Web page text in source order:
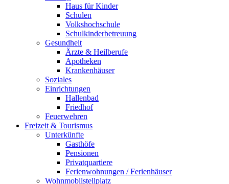
Haus für Kinder
Schulen
Volkshochschule
Schulkinderbetreuung
Gesundheit
Ärzte & Heilberufe
Apotheken
Krankenhäuser
Soziales
Einrichtungen
Hallenbad
Friedhof
Feuerwehren
Freizeit & Tourismus
Unterkünfte
Gasthöfe
Pensionen
Privatquartiere
Ferienwohnungen / Ferienhäuser
Wohnmobilstellplatz